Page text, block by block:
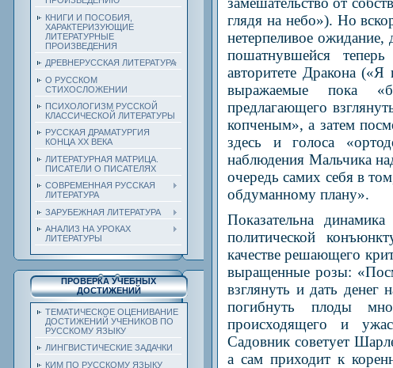
КНИГИ И ПОСОБИЯ,
ХАРАКТЕРИЗУЮЩИЕ
ЛИТЕРАТУРНЫЕ
ПРОИЗВЕДЕНИЯ
ДРЕВНЕРУССКАЯ ЛИТЕРАТУРА
О РУССКОМ
СТИХОСЛОЖЕНИИ
ПСИХОЛОГИЗМ РУССКОЙ
КЛАССИЧЕСКОЙ ЛИТЕРАТУРЫ
РУССКАЯ ДРАМАТУРГИЯ
КОНЦА ХХ ВЕКА
ЛИТЕРАТУРНАЯ МАТРИЦА.
ПИСАТЕЛИ О ПИСАТЕЛЯХ
СОВРЕМЕННАЯ РУССКАЯ
ЛИТЕРАТУРА
ЗАРУБЕЖНАЯ ЛИТЕРАТУРА
АНАЛИЗ НА УРОКАХ
ЛИТЕРАТУРЫ
ПРОВЕРКА УЧЕБНЫХ
ДОСТИЖЕНИЙ
ТЕМАТИЧЕСКОЕ ОЦЕНИВАНИЕ
ДОСТИЖЕНИЙ УЧЕНИКОВ ПО
РУССКОМУ ЯЗЫКУ
ЛИНГВИСТИЧЕСКИЕ ЗАДАЧКИ
КИМ ПО РУССКОМУ ЯЗЫКУ
глядя на небо»). Но
нетерпеливое ожидание,
пошатнувшейся
авторитете Дракона
выражаемые пока
предлагающего
копченым», а затем
здесь и голоса
наблюдения Мальчика
очередь самих себя в
обдуманному плану».
Показательна
политической
качестве решающего
выращенные розы:
взглянуть и дать
погибнуть плоды
происходящего и
Садовник советует
а сам приходит к